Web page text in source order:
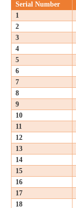
Serial Number
1
2
3
4
5
6
7
8
9
10
11
12
13
14
15
16
17
18